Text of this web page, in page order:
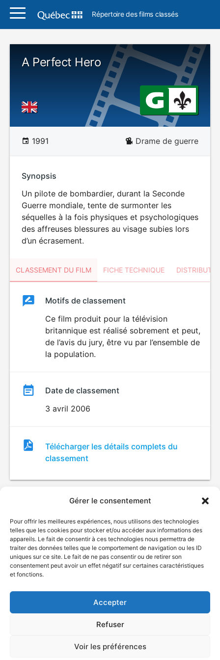
Gérer le consentement
Pour offrir les meilleures expériences, nous utilisons des technologies
telles que les cookies pour stocker et/ou accéder aux informations des
appareils. Le fait de consentir à ces technologies nous permettra de
traiter des données telles que le comportement de navigation ou les ID
uniques sur ce site. Le fait de ne pas consentir ou de retirer son
consentement peut avoir un effet négatif sur certaines caractéristiques
et fonctions.
Accepter
Refuser
Voir les préférences
Répertoire des films classés
A Perfect Hero
1991 Drame de guerre
Synopsis
Un pilote de bombardier, durant la Seconde
Guerre mondiale, tente de surmonter les
séquelles à la fois physiques et psychologiques
des affreuses blessures au visage subies lors
d’un écrasement.
CLASSEMENT DU FILM FICHE TECHNIQUE
ClassementClassement
Motifs de classement
Ce film produit pour la télévision
britannique est réalisé sobrement et peut,
de l’avis du jury, être vu par l’ensemble de
la population.
Date de classement
3 avril 2006
Fichier
de
classement
Télécharger les détails complets du
classement
© Gouvernement du Québec, 2026
Nous joindre
Plan du site
Accès à l'information
Politique de confidentialité